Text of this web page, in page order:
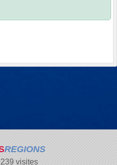
REGIONS
visites